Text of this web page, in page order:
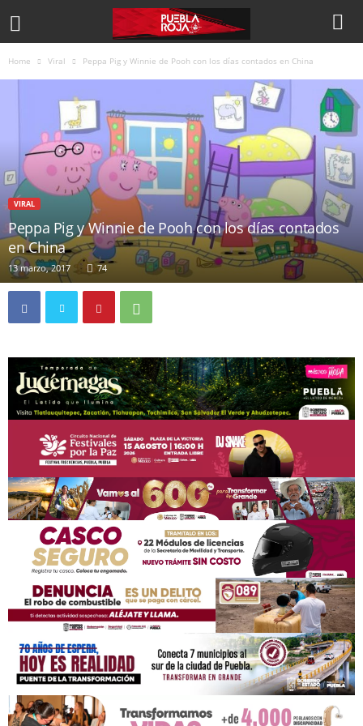
Home Viral Peppa Pig y Winnie de Pooh con los días contados en China
VIRAL
Peppa Pig y Winnie de Pooh con los días contados
en China
13 marzo, 2017 74